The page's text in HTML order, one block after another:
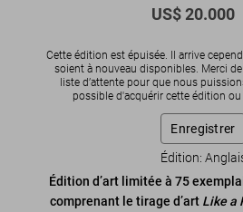
US$ 20.000
Cette édition est épuisée. Il arrive
soient à nouveau disponibles. Merci
liste d’attente pour que nous
possible d'acquérir cette édition
Enregistrer
Édition:
Édition d’art limitée à 75
comprenant le tirage d’art Like a